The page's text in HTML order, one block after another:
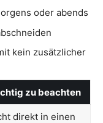
oder abends
kein zusätzlicher
zu beachten
direkt in einen